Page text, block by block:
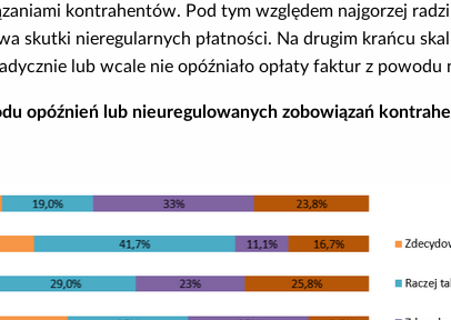
kontrahentów. Pod tym względem najgorzej
skutki nieregularnych płatności. Na drugim krańcu
lub wcale nie opóźniało opłaty faktur z
opóźnień lub nieuregulowanych zobowiązań